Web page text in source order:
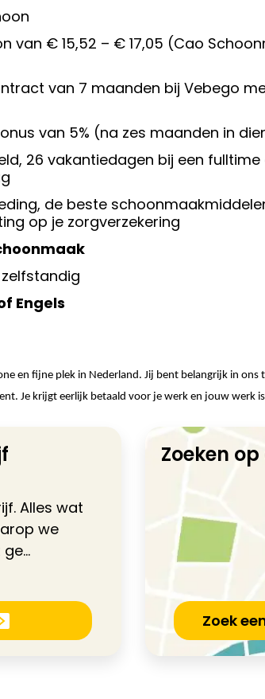
van € 15,52 – € 17,05 (Cao
van 7 maanden bij Vebego
van 5% (na zes maanden in
26 vakantiedagen bij een
de beste
op je zorgverzekering
Engels
en fijne plek in Nederland. Jij bent belangrijk in
Je krijgt eerlijk betaald voor je werk en jouw werk
Alles wat
we
Zoeken
Zoek